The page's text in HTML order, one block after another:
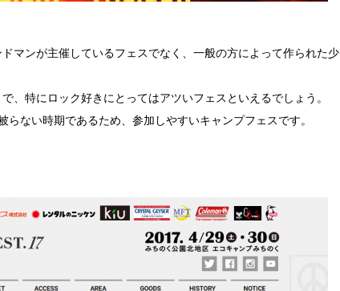
マンが主催しているフェスでなく、一般の方によって作られた少
、特にロック好きにとってはアツいフェスといえるでしょう。
ない時期であるため、参加しやすいキャンプフェスです。